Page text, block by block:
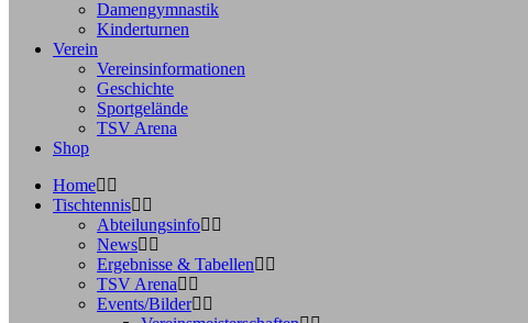
Damengymnastik
Kinderturnen
Verein
Vereinsinformationen
Geschichte
Sportgelände
TSV Arena
Shop
Home
Tischtennis
Abteilungsinfo
News
Ergebnisse & Tabellen
TSV Arena
Events/Bilder